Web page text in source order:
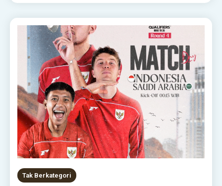
Tak Berkategori